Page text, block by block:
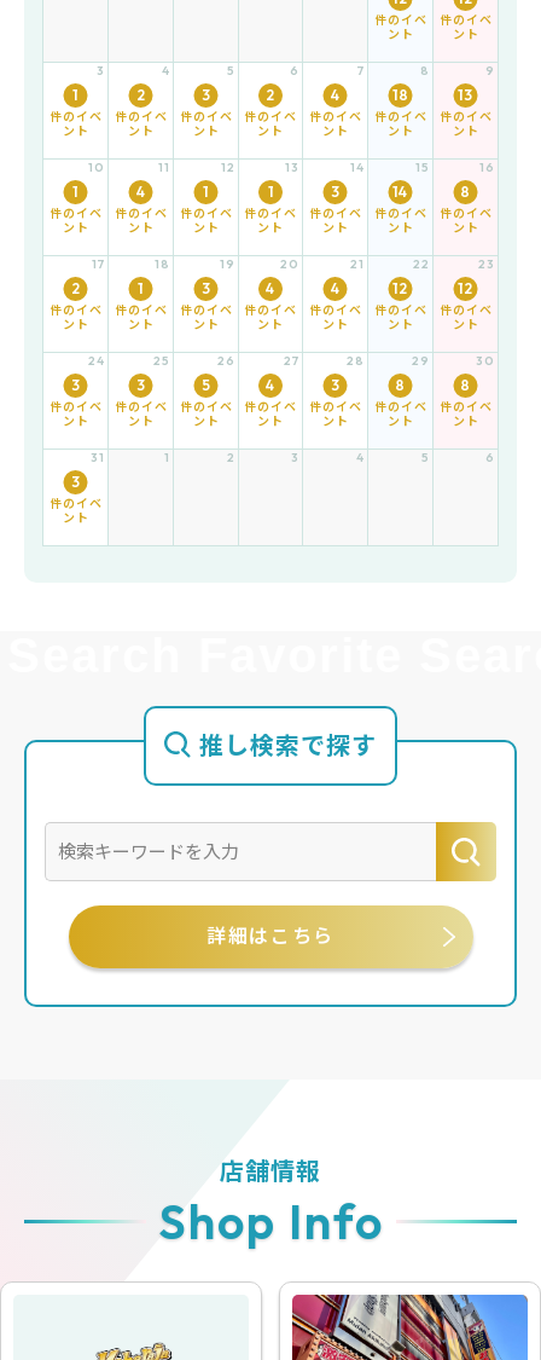
件のイベ
ント
件のイベ
ント
3
1
件のイベ
ント
4
2
件のイベ
ント
5
3
件のイベ
ント
6
2
件のイベ
ント
7
4
件のイベ
ント
8
18
件のイベ
ント
9
13
件のイベ
ント
10
1
件のイベ
ント
11
4
件のイベ
ント
12
1
件のイベ
ント
13
1
件のイベ
ント
14
3
件のイベ
ント
15
14
件のイベ
ント
16
8
件のイベ
ント
17
2
件のイベ
ント
18
1
件のイベ
ント
19
3
件のイベ
ント
20
4
件のイベ
ント
21
4
件のイベ
ント
22
12
件のイベ
ント
23
12
件のイベ
ント
24
3
件のイベ
ント
25
3
件のイベ
ント
26
5
件のイベ
ント
27
4
件のイベ
ント
28
3
件のイベ
ント
29
8
件のイベ
ント
30
8
件のイベ
ント
31
3
件のイベ
ント
1 2 3 4 5 6
推し検索で探す
詳細はこちら
店舗情報
Shop Info